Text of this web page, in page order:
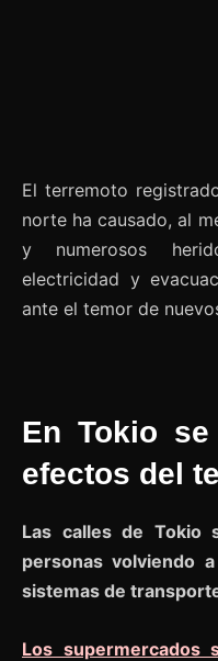
El terremoto
norte ha causado, al
y numerosos
electricidad y
ante el temor de
En Tokio
efectos del
Las calles de Tokio
personas volviendo
sistemas de
Los supermercados